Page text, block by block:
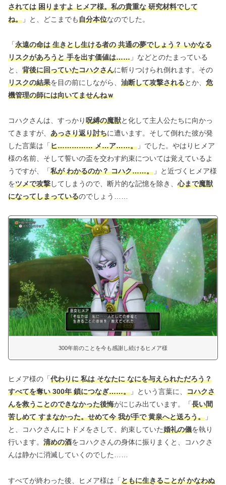
されては 困りますよ ヒメア様。私の貴重な 研究材料でして
ね。 」と、どこまでも自分本位なのでした。
「永遠の命は 生きとし生ける者の 共通の夢でしょう？ いかなる
リスクがあろうと 手を出す価値は…… 」などとのたまっている
と、 背後に回っていたコハクさんに斬りつけられ倒れます。その
リスクの結果を目の前にしながら、 油断して攻撃されるとか、 危
機管理の師には向いてませんねｗ
コハクさんは、すっかり呪縛の魔獣と化して主人公たちに向かっ
てきますが、 あっさり返り討ちに遭います。そして倒れた彼が発
した言葉は「ヒ…………… メ…ア……。 」でした。やはりヒメア
様の名前、そして誓いの盃を交わす約束については覚えているよ
うですが、「私が わかるのか？ コハク……。 」と近づくヒメア様
をツメで攻撃してしまうので、断片的な記憶を除き、 心まで魔獣
になってしまっているのでしょう……
300年前のことを今も感謝し続けるヒメア様
ヒメア様の「代わりに 私は そなたに なにを与えられただろう？
すべてを奪い 300年 鎖につなぎ……。 」という言葉に、 コハクさ
んを救うことのできなかった後悔がにじみ出ています。「長い間
苦しめて すまなかった。せめて今 我が手で 黄泉へと送ろう。 」
と、コハクさんにトドメをさして、約束していた婚礼の儀を執り
行います。 清めの酒をコハクさんの身体に振りまくと、コハクさ
んは静かに消滅していくのでした……
すべてが終わった後、ヒメア様は「ともに生きることが かなわぬ